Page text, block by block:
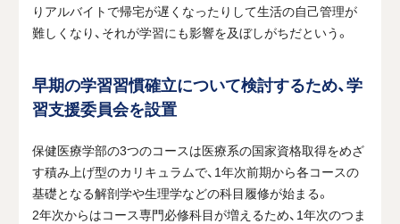
りアルバイトで帰宅が遅くなったりして生活の自己管理が
難しくなり、それが学習にも影響を及ぼしがちだという。
早期の学習習慣確立について検討するため、学
習支援委員会を設置
保健医療学部の3つのコースは医療系の国家資格取得をめざ
す積み上げ型のカリキュラムで、1年次前期から各コースの
基礎となる解剖学や生理学などの科目履修が始まる。
2年次からはコース専門必修科目が増えるため、1年次のつま